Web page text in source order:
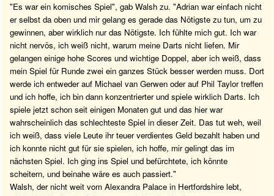
"Es war ein komisches Spiel", gab Walsh zu. "Adrian war einfach nicht
er selbst da oben und mir gelang es gerade das Nötigste zu tun, um zu
gewinnen, aber wirklich nur das Nötigste. Ich fühlte mich gut. Ich war
nicht nervös, ich weiß nicht, warum meine Darts nicht liefen. Mir
gelangen einige hohe Scores und wichtige Doppel, aber ich weiß, dass
mein Spiel für Runde zwei ein ganzes Stück besser werden muss. Dort
werde ich entweder auf Michael van Gerwen oder auf Phil Taylor treffen
und ich hoffe, ich bin dann konzentrierter und spiele wirklich Darts. Ich
spiele jetzt schon seit einigen Monaten gut und das hier war
wahrscheinlich das schlechteste Spiel in dieser Zeit. Das tut weh, weil
ich weiß, dass viele Leute ihr teuer verdientes Geld bezahlt haben und
ich konnte nicht gut für sie spielen, ich hoffe, mir gelingt das im
nächsten Spiel. Ich ging ins Spiel und befürchtete, ich könnte
scheitern, und beinahe wäre es auch passiert."
Walsh, der nicht weit vom Alexandra Palace in Hertfordshire lebt,